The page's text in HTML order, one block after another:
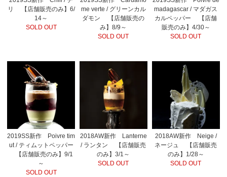
リ 【店舗販売のみ】6/
14～
SOLD OUT
me verte / グリーンカル
ダモン 【店舗販売の
み】8/9～
SOLD OUT
madagascar / マダガス
カルペッパー 【店舗
販売のみ】4/30～
SOLD OUT
2019SS新作 Poivre tim
ut / ティムットペッパー
【店舗販売のみ】9/1
～
SOLD OUT
2018AW新作 Lanterne
/ ランタン 【店舗販売
のみ】3/1～
SOLD OUT
2018AW新作 Neige /
ネージュ 【店舗販売
のみ】1/28～
SOLD OUT